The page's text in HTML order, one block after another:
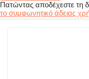
Πατώντας αποδέχεστε τη
το συμφωνητικό άδειας